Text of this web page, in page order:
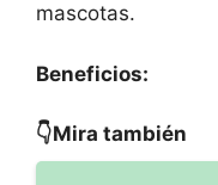
mascotas.
Beneficios:
👇Mira también